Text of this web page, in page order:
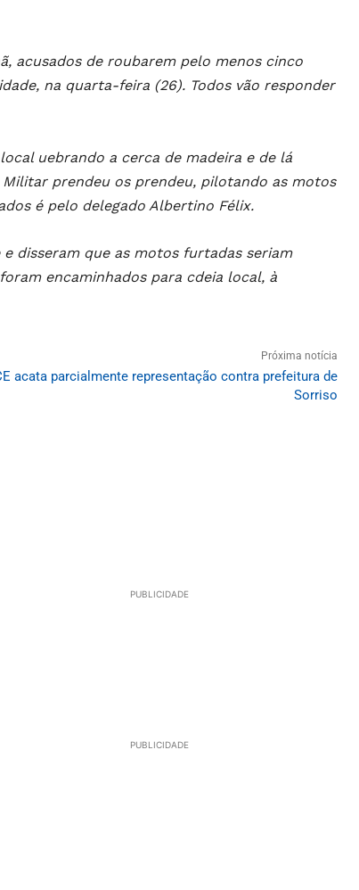
acusados de roubarem pelo menos cinco
na quarta-feira (26). Todos vão responder
uebrando a cerca de madeira e de lá
prendeu os prendeu, pilotando as motos
é pelo delegado Albertino Félix.
disseram que as motos furtadas seriam
encaminhados para cdeia local, à
Próxima notícia
acata parcialmente representação contra prefeitura de
Sorriso
PUBLICIDADE
PUBLICIDADE